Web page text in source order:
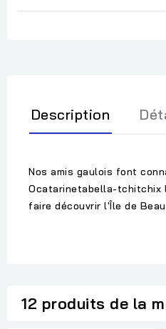
Description
Nos amis gaulois font
Ocatarinetabella-tchitchix
faire découvrir l'Île de
12 produits de la